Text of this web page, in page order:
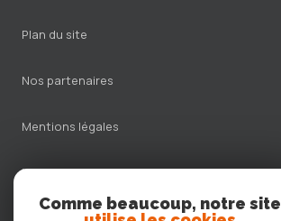
plan du site
nos partenaires
mentions légales
nos honoraires
Comme beaucoup, notre site